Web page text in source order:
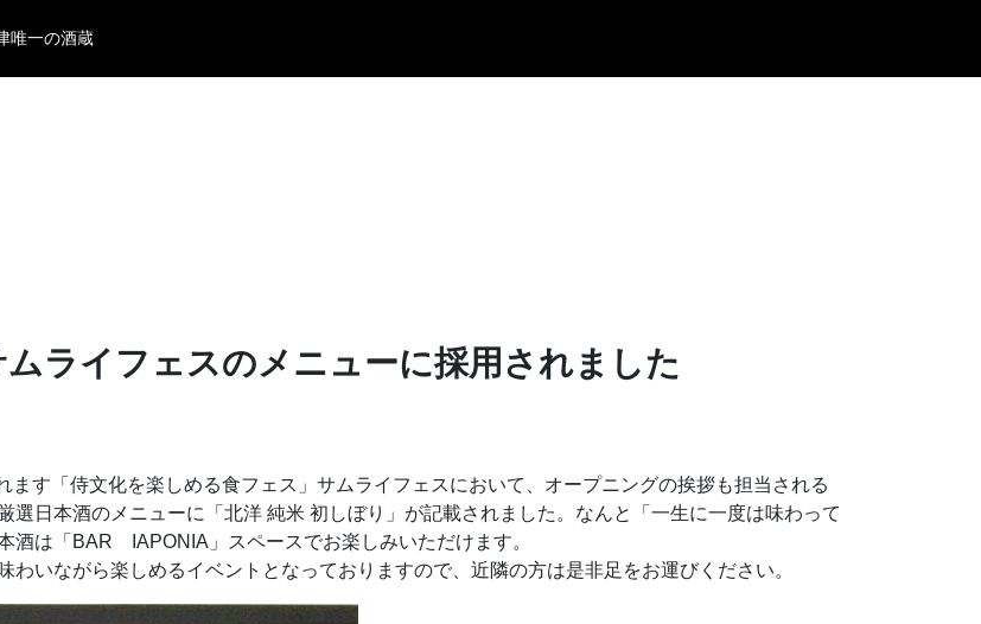
唯一の酒蔵
ライフェスのメニューに採用されました
す「侍文化を楽しめる食フェス」サムライフェスにおいて、オープニングの挨拶も担当される
選日本酒のメニューに「北洋 純米 初しぼり」が記載されました。なんと「一生に一度は味わって
酒は「BAR IAPONIA」スペースでお楽しみいただけます。
いながら楽しめるイベントとなっておりますので、近隣の方は是非足をお運びください。